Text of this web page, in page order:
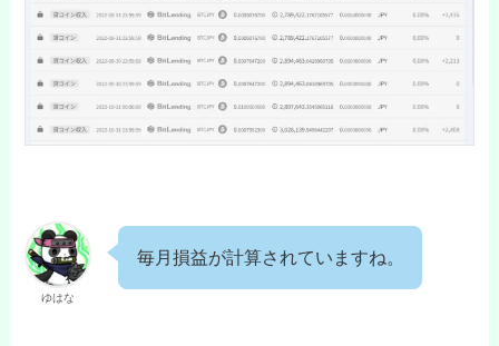
ゆはな
毎月損益が計算されていますね。